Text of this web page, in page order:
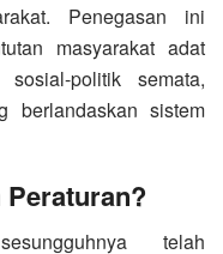
Penegasan ini
masyarakat adat
politik semata,
berlandaskan sistem
telah